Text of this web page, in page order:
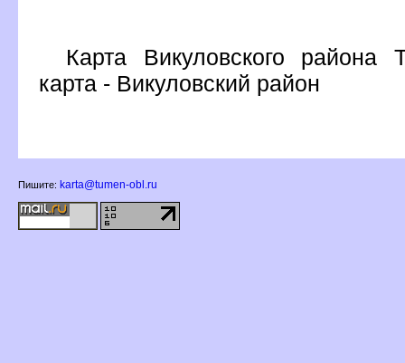
Карта Викуловского района
карта - Викуловский район
Пишите: karta@tumen-obl.ru